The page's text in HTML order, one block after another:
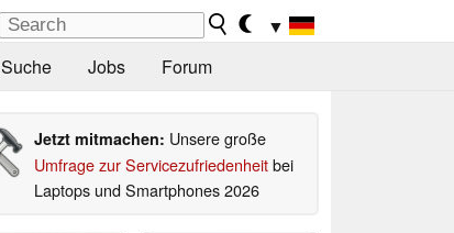
▼
Suche Jobs Forum
Jetzt mitmachen: Unsere große
Umfrage zur Servicezufriedenheitbei
Laptops und Smartphones 2026